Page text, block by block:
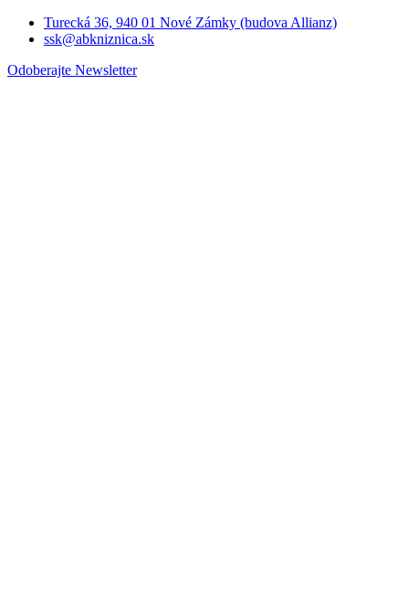
Turecká 36, 940 01 Nové Zámky (budova Allianz)
ssk@abkniznica.sk
Odoberajte Newsletter